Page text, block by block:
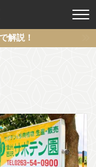
解説！